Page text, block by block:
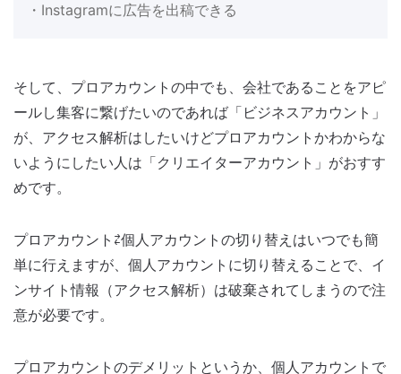
・Instagramに広告を出稿できる
そして、プロアカウントの中でも、会社であることをアピ
ールし集客に繋げたいのであれば「ビジネスアカウント」
が、アクセス解析はしたいけどプロアカウントかわからな
いようにしたい人は「クリエイターアカウント」がおすす
めです。
プロアカウント⇄個人アカウントの切り替えはいつでも簡
単に行えますが、個人アカウントに切り替えることで、イ
ンサイト情報（アクセス解析）は破棄されてしまうので注
意が必要です。
プロアカウントのデメリットというか、個人アカウントで